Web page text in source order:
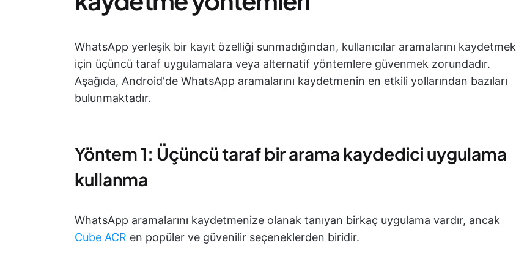
WhatsApp yerleşik bir kayıt özelliği sunmadığından, kullanıcılar aramalarını kaydetmek
için üçüncü taraf uygulamalara veya alternatif yöntemlere güvenmek zorundadır.
Aşağıda, Android'de WhatsApp aramalarını kaydetmenin en etkili yollarından bazıları
bulunmaktadır.
Yöntem 1: Üçüncü taraf bir arama kaydedici uygulama
kullanma
WhatsApp aramalarını kaydetmenize olanak tanıyan birkaç uygulama vardır, ancak
Cube ACR en popüler ve güvenilir seçeneklerden biridir.